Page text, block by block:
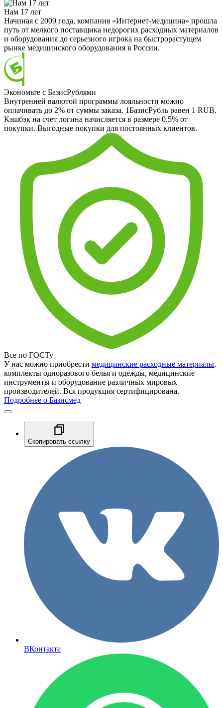
Нам 17 лет
Начиная с 2009 года, компания «Интернет-медицина» прошла
путь от мелкого поставщика недорогих расходных материалов
и оборудования до серьезного игрока на быстрорастущем
рынке медицинского оборудования в России.
Экономьте с БазисРублями
Внутренней валютой программы лояльности можно
оплачивать до 2% от суммы заказа. 1БазисРубль равен 1 RUB.
Кэшбэк на счет логина начисляется в размере 0.5% от
покупки. Выгодные покупки для постоянных клиентов.
Все по ГОСТу
У нас можно приобрести медицинские расходные материалы,
комплекты одноразового белья и одежды, медицинские
инструменты и оборудование различных мировых
производителей. Вся продукция сертифицирована.
Подробнее о Базисмед
Скопировать ссылку
ВКонтакте